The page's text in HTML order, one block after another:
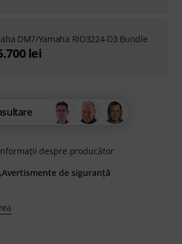
despre producător
Avertismente de siguranță
DM7/Yamaha RIO3224-D3 Bundle
lei